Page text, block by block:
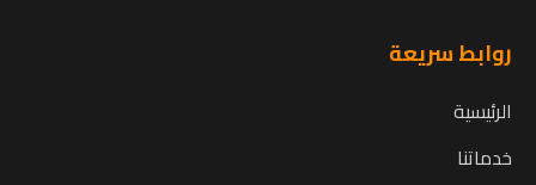
روابط سريعة
الرئيسية
خدماتنا